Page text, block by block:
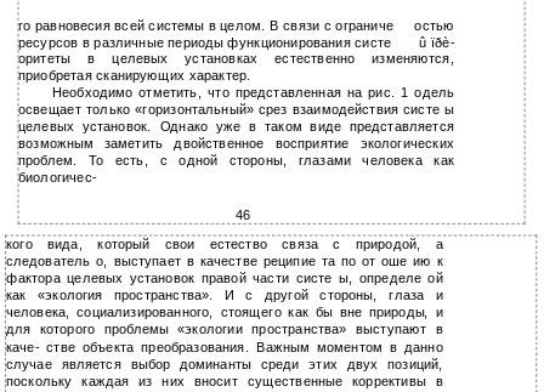
го равновесия всей системы в целом. В связи с ограниче
остью
ресурсов в различные периоды функционирования систе
û ïðè-
оритеты в целевых установках естественно изменяются,
приобретая сканирующих характер.
Необходимо отметить, что представленная на рис. 1 одель
освещает только «горизонтальный» срез взаимодействия систе ы
целевых установок. Однако уже в таком виде представляется
возможным заметить двойственное восприятие экологических
проблем. То есть, с одной стороны, глазами человека как
биологичес-
46
кого вида, который свои естество связа с природой, а
следователь о, выступает в качестве реципие та по от оше ию к
фактора целевых установок правой части систе ы, определе ой
как «экология пространства». И с другой стороны, глаза и
человека, социализированного, стоящего как бы вне природы, и
для которого проблемы «экологии пространства» выступают в
каче- стве объекта преобразования. Важным моментом в данно
случае является выбор доминанты среди этих двух позиций,
поскольку каждая из них вносит существенные коррективы в